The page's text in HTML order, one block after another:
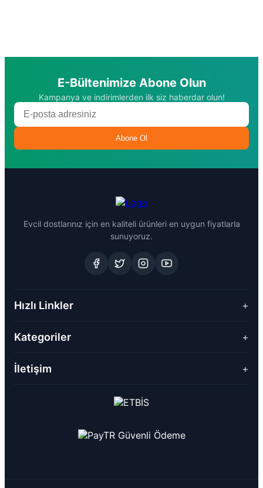
E-Bültenimize Abone Olun
Kampanya ve indirimlerden ilk siz haberdar olun!
Abone Ol
Evcil dostlarınız için en kaliteli ürünleri en uygun fiyatlarla
sunuyoruz.
Hızlı Linkler +
Kategoriler +
İletişim +